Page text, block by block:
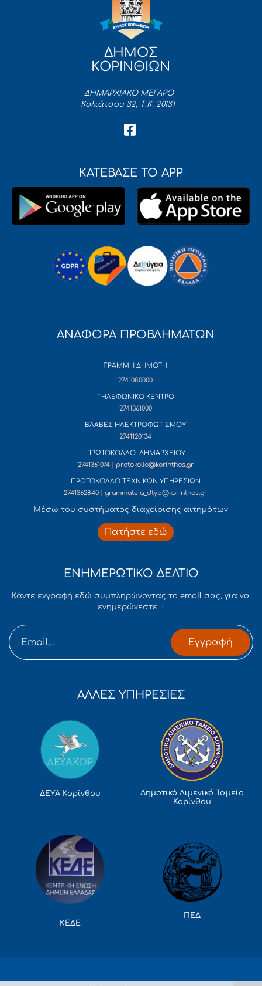
ΔΗΜΟΣ
ΚΟΡΙΝΘΙΩΝ
ΔΗΜΑΡΧΙΑΚΟ ΜΕΓΑΡΟ
Κολιάτσου 32, Τ.Κ. 20131
ΚΑΤΕΒΑΣΕ ΤΟ APP
ΑΝΑΦΟΡΑ ΠΡΟΒΛΗΜΑΤΩΝ
ΓΡΑΜΜΗ ΔΗΜΟΤΗ
2741080000
ΤΗΛΕΦΩΝΙΚΟ ΚΕΝΤΡΟ
2741361000
ΒΛΑΒΕΣ ΗΛΕΚΤΡΟΦΩΤΙΣΜΟΥ
2741120134
ΠΡΩΤΟΚΟΛΛΟ ΔΗΜΑΡΧΕΙΟΥ
2741361074 | protokollo@korinthos.gr
ΠΡΩΤΟΚΟΛΛΟ ΤΕΧΝΙΚΩΝ ΥΠΗΡΕΣΙΩΝ
2741362840 | grammateia_dtyp@korinthos.gr
Mέσω του συστήματος διαχείρισης αιτημάτων
Πατήστε εδώ
ΕΝΗΜΕΡΩΤΙΚΟ ΔΕΛΤΙΟ
Κάντε εγγραφή εδώ συμπληρώνοντας το email σας, για να
ενημερώνεστε !
Εγγραφή
ΑΛΛΕΣ ΥΠΗΡΕΣΙΕΣ
ΔΕΥΑ Κορίνθου
Δημοτικό Λιμενικό Ταμείο
Κορίνθου
ΚΕΔΕ
ΠΕΔ